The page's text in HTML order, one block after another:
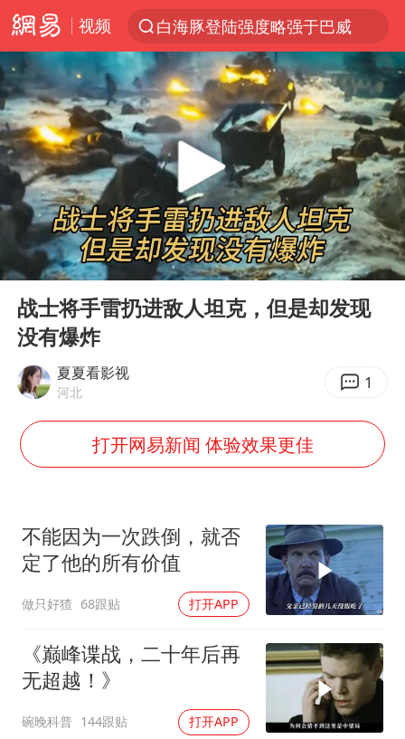
视频
白海豚登陆强度略强于巴威
上半年我国经营主体结构持续优化
《披荆斩棘2026》阵容官宣
杭州机场已取消航班388架次
浙江省委书记：该停下的坚决停下来
中国籍豪华游艇富商之子在泰国被杀
白海豚北上或致京津冀暴雨
上海有出现龙卷潜势
新疆一婚礼线上邀请引热议
中国第1高楼阻尼器摆动明显
国足U17与阿森纳决赛取消 并列冠军
王艺迪2-4不敌张本美和止步4强
司机见竹子晃动紧急停车救下全车人
灌溉水坝被隔成鱼塘 村民投诉20余年
奋力开创中国式现代化建设新局面
Play
00:00 02:06
战士将手雷扔进敌人坦克，但是却发现
没有爆炸
夏夏看影视
河北 1
打开网易新闻 体验效果更佳
不能因为一次跌倒，就否
定了他的所有价值
做只好猹 68跟贴 打开APP
《巅峰谍战，二十年后再
无超越！》
碗晚科普 144跟贴 打开APP